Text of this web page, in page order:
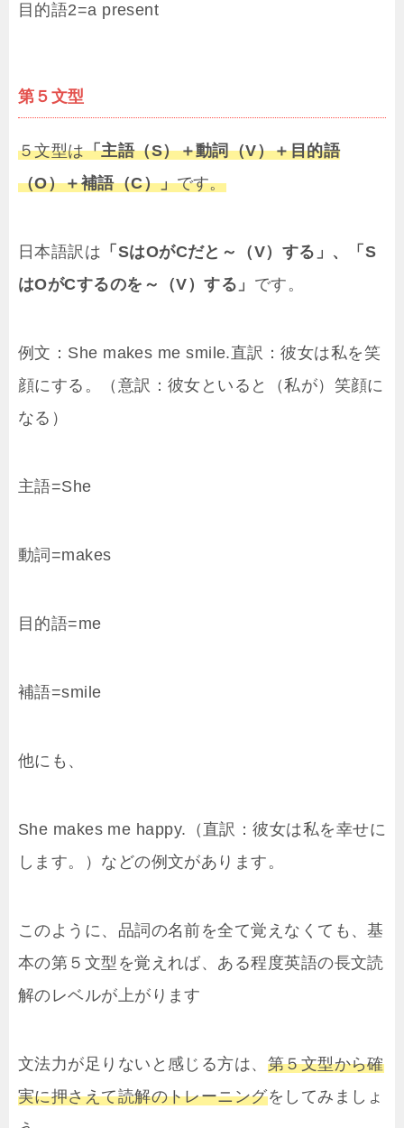
目的語2=a present
第５文型
５文型は「主語（S）＋動詞（V）＋目的語
（O）＋補語（C）」です。
日本語訳は 「SはOがCだと～（V）する」、「S
はOがCするのを～（V）する」 です。
例文：She makes me smile.直訳：彼女は私を笑
顔にする。（意訳：彼女といると（私が）笑顔に
なる）
主語=She
動詞=makes
目的語=me
補語=smile
他にも、
She makes me happy.（直訳：彼女は私を幸せに
します。）などの例文があります。
このように、品詞の名前を全て覚えなくても、基
本の第５文型を覚えれば、ある程度英語の長文読
解のレベルが上がります
文法力が足りないと感じる方は、 第５文型から確
実に押さえて読解のトレーニングをしてみましょ